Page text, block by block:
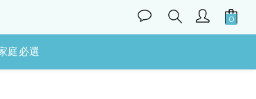
庭必選